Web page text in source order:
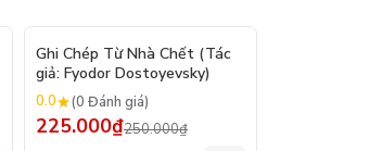
- 10%
Ghi Chép Từ Nhà Chết (Tác
giả: Fyodor Dostoyevsky)
0.0 (0 Đánh giá)
225.000₫250.000₫